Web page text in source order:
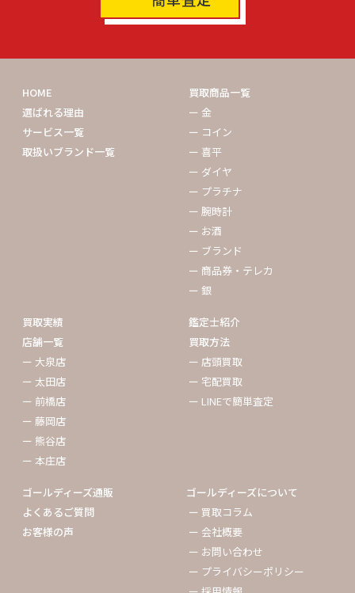
HOME
選ばれる理由
サービス一覧
取扱いブランド一覧
買取商品一覧
ー 金
ー コイン
ー 喜平
ー ダイヤ
ー プラチナ
ー 腕時計
ー お酒
ー ブランド
ー 商品券・テレカ
ー 銀
買取実績
店舗一覧
ー 大泉店
ー 太田店
ー 前橋店
ー 藤岡店
ー 熊谷店
ー 本庄店
鑑定士紹介
買取方法
ー 店頭買取
ー 宅配買取
ー LINEで簡単査定
ゴールディーズ通販
よくあるご質問
お客様の声
ゴールディーズについて
ー 買取コラム
ー 会社概要
ー お問い合わせ
ー プライバシーポリシー